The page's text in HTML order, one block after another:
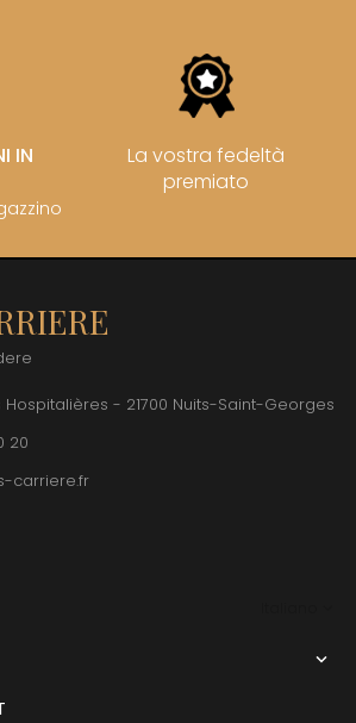
IN
La vostra fedeltà
premiato
Hospitalières - 21700 Nuits-Saint-Georges
20
carriere.fr
